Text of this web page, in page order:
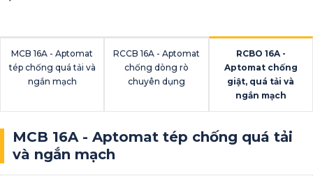
MCB 16A - Aptomat
tép chống quá tải và
ngắn mạch
RCCB 16A - Aptomat
chống dòng rò
chuyên dụng
RCBO 16A -
Aptomat chống
giật, quá tải và
ngắn mạch
MCB 16A - Aptomat tép chống quá tải
và ngắn mạch